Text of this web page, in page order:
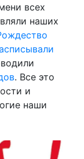
всех
наших
. Все это
и
наши